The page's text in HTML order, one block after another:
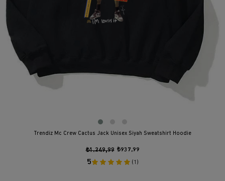
Trendiz Mc Crew Cactus Jack Unisex Siyah Sweatshirt Hoodie
₺937,99
₺1.249,99
5 (1)